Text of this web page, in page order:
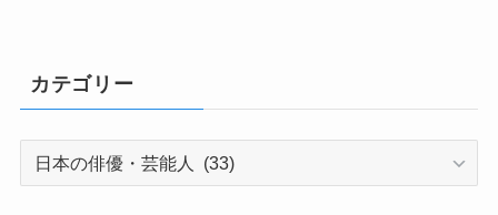
カテゴリー